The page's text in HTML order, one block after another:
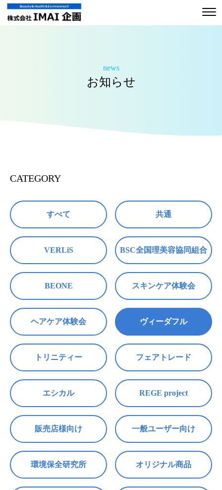
news
お知らせ
CATEGORY
すべて 共通
VERLiS BSC全国理美容協同組合
BEONE スキンケア体験会
ヘアケア体験会 ヴィーダフル
トリニティー フェアトレード
エシカル REGE project
販売店様向け 一般ユーザー向け
環境保全研究所 オリジナル商品